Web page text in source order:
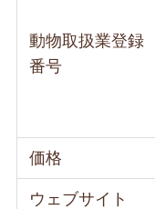
動物取扱業登録
番号
価格
ウェブサイト